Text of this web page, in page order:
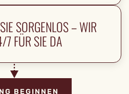
SORGENLOS – WIR
FÜR SIE DA
BEGINNEN